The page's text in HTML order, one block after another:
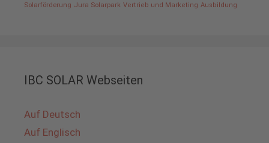
Solarförderung Jura Solarpark Vertrieb und Marketing Ausbildung
IBC SOLAR Webseiten
Auf Deutsch
Auf Englisch